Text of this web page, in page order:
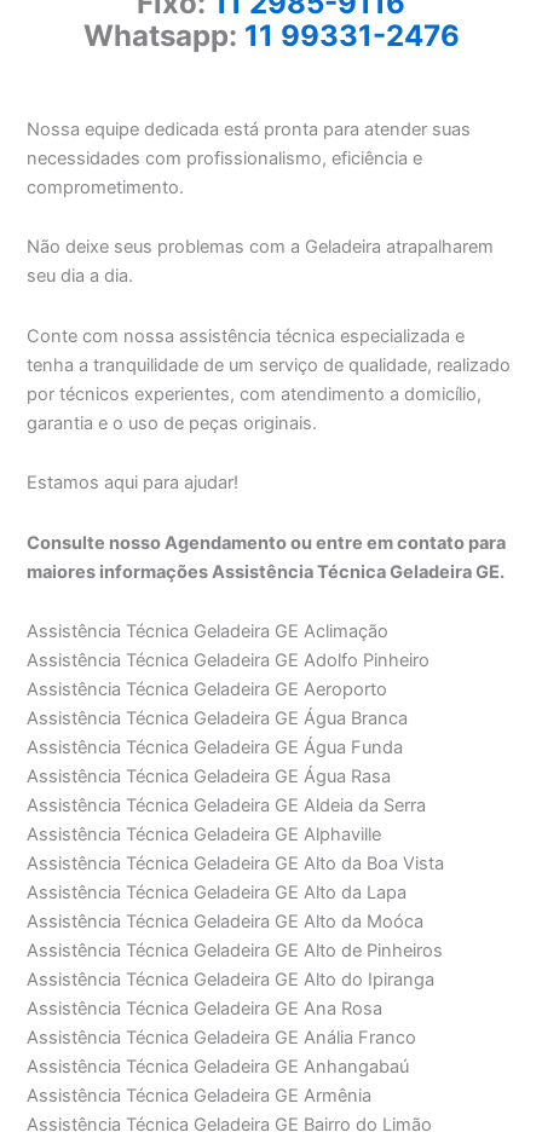
Whatsapp: 11 99331-2476
Nossa equipe dedicada está pronta para atender suas
necessidades com profissionalismo, eficiência e
comprometimento.
Não deixe seus problemas com a Geladeira atrapalharem
seu dia a dia.
Conte com nossa assistência técnica especializada e
tenha a tranquilidade de um serviço de qualidade, realizado
por técnicos experientes, com atendimento a domicílio,
garantia e o uso de peças originais.
Estamos aqui para ajudar!
Consulte nosso Agendamento ou entre em contato para
maiores informações Assistência Técnica Geladeira GE.
Assistência Técnica Geladeira GE Aclimação
Assistência Técnica Geladeira GE Adolfo Pinheiro
Assistência Técnica Geladeira GE Aeroporto
Assistência Técnica Geladeira GE Água Branca
Assistência Técnica Geladeira GE Água Funda
Assistência Técnica Geladeira GE Água Rasa
Assistência Técnica Geladeira GE Aldeia da Serra
Assistência Técnica Geladeira GE Alphaville
Assistência Técnica Geladeira GE Alto da Boa Vista
Assistência Técnica Geladeira GE Alto da Lapa
Assistência Técnica Geladeira GE Alto da Moóca
Assistência Técnica Geladeira GE Alto de Pinheiros
Assistência Técnica Geladeira GE Alto do Ipiranga
Assistência Técnica Geladeira GE Ana Rosa
Assistência Técnica Geladeira GE Anália Franco
Assistência Técnica Geladeira GE Anhangabaú
Assistência Técnica Geladeira GE Armênia
Assistência Técnica Geladeira GE Bairro do Limão